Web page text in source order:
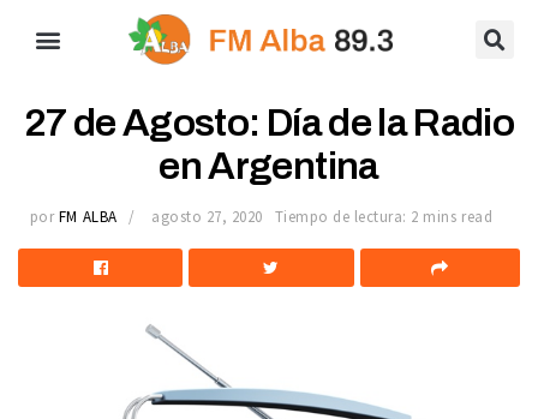
27 de Agosto: Día de la Radio
en Argentina
por FM ALBA agosto 27, 2020 Tiempo de lectura: 2 mins read